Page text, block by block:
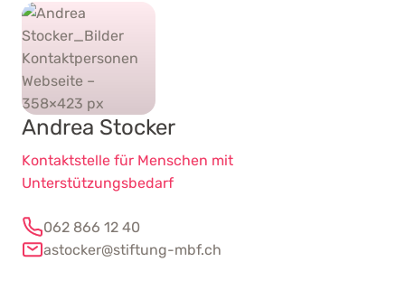
sichergestellt.
Andrea Stocker
Kontaktstelle für Menschen mit
Unterstützungsbedarf
062 866 12 40
astocker@stiftung-mbf.ch